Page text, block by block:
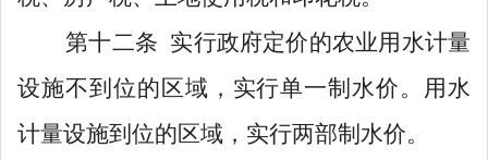
第十二条 实行政府定价的农业用水计量
设施不到位的区域，实行单一制水价。用水
计量设施到位的区域，实行两部制水价。